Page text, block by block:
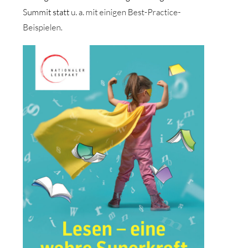
Summit stattu. a. mit einigen Best-Practice-
Beispielen.